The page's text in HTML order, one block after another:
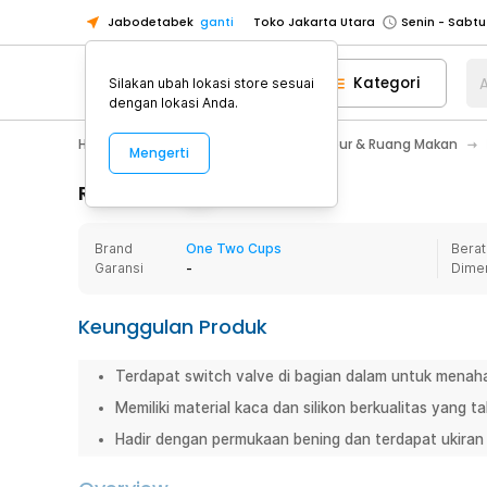
Jabodetabek ganti Toko Jakarta Utara
Toko Tangerang
Toko Cikupa
Pick n Go Jakarta Barat
Senin -
Pick n Go Bekasi
Senin - Jumat
Senin - Jumat
Senin -
Toko Jakarta Barat
Senin -
Toko Tangerang
Pick n Go Jakarta Barat
Senin -
Pick n Go Bekasi
Senin - Jumat
Pick n Go Depok
Senin - Jumat
Kategori
Home Appliance Perlengkapan Dapur & Ruang Makan
Rincian Produk
Brand
One Two Cups
Garansi
-
Keunggulan Produk
Terdapat switch valve di bagian dalam untuk
Memiliki material kaca dan silikon berkualitas yang
Hadir dengan permukaan bening dan terdapat
Silakan ubah lokasi store sesuai
dengan lokasi Anda.
Mengerti